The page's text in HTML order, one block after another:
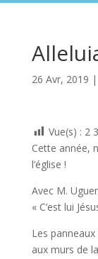
26 Avr, 2019 |
Vue(s) : 2
Cette année,
l’église !
Avec M.
« C’est lui
Les
aux murs de